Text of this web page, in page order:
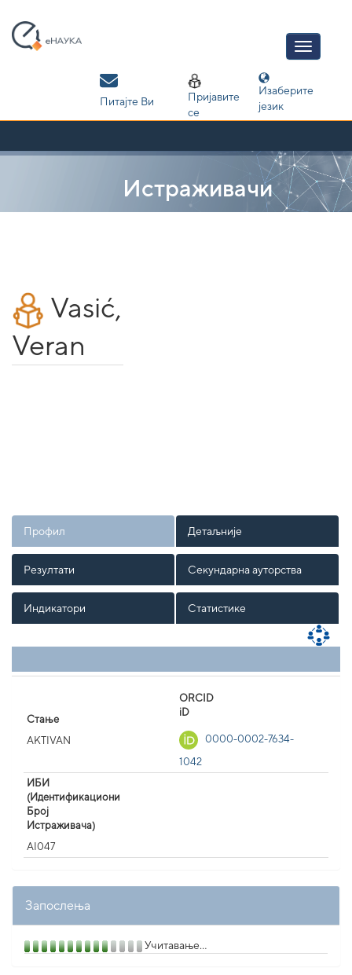
navigation
Питајте Ви
Пријавите
се
Изаберите
језик
Истраживачи
Vasić,
Veran
Профил Детаљније
Резултати Секундарна ауторства
Индикатори Статистике
Стање
AKTIVAN
ORCID
iD
0000-0002-7634-
1042
ИБИ
(Идентификациони
Број
Истраживача)
AI047
Запослења
Учитавање...